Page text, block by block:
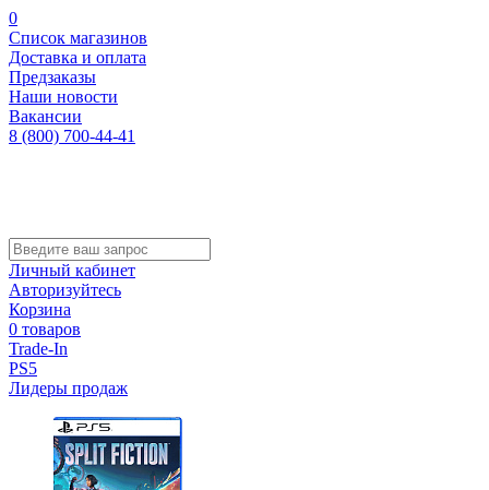
0
Список магазинов
Доставка и оплата
Предзаказы
Наши новости
Вакансии
8 (800) 700-44-41
Личный кабинет
Авторизуйтесь
Корзина
0 товаров
Trade-In
PS5
Лидеры продаж